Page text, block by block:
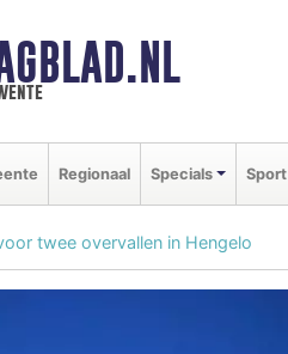
Regionaal Specials Sport
twee overvallen in Hengelo